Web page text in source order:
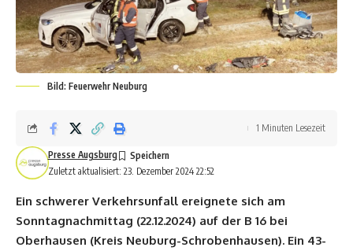
Bild: Feuerwehr Neuburg
Zuletzt aktualisiert: 23. Dezember 2024 22:52
Presse Augsburg
1 Minuten Lesezeit
Ein schwerer Verkehrsunfall ereignete sich am
Sonntagnachmittag (22.12.2024) auf der B 16 bei
Oberhausen (Kreis Neuburg-Schrobenhausen). Ein 43-